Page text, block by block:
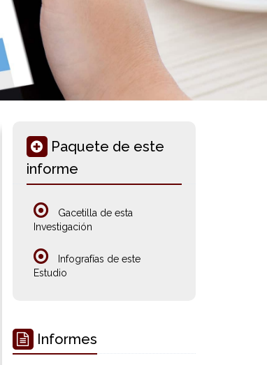
Paquete de este
informe
Gacetilla de esta
Investigación
Infografías de este
Estudio
Informes